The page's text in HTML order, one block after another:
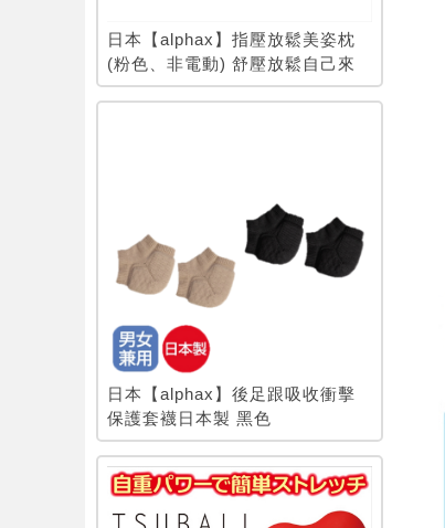
日本【alphax】指壓放鬆美姿枕
(粉色、非電動) 舒壓放鬆自己來
日本【alphax】後足跟吸收衝擊
保護套襪日本製 黑色